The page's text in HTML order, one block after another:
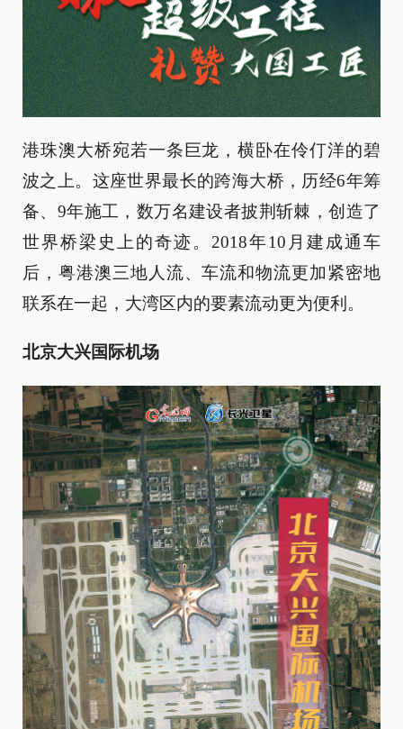
港珠澳大桥宛若一条巨龙，横卧在伶仃洋的碧
波之上。这座世界最长的跨海大桥，历经6年筹
备、9年施工，数万名建设者披荆斩棘，创造了
世界桥梁史上的奇迹。2018年10月建成通车
后，粤港澳三地人流、车流和物流更加紧密地
联系在一起，大湾区内的要素流动更为便利。
北京大兴国际机场